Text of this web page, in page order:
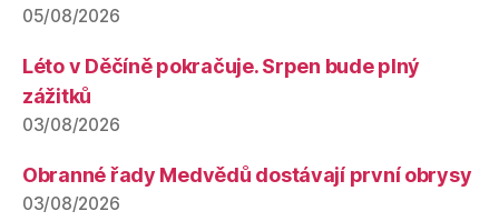
05/08/2026
Léto v Děčíně pokračuje. Srpen bude plný
zážitků
03/08/2026
Obranné řady Medvědů dostávají první obrysy
03/08/2026